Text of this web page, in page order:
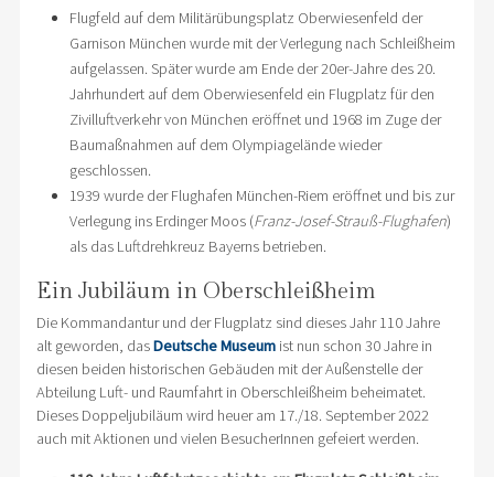
Flugfeld auf dem Militärübungsplatz Oberwiesenfeld der
Garnison München wurde mit der Verlegung nach Schleißheim
aufgelassen. Später wurde am Ende der 20er-Jahre des 20.
Jahrhundert auf dem Oberwiesenfeld ein Flugplatz für den
Zivilluftverkehr von München eröffnet und 1968 im Zuge der
Baumaßnahmen auf dem Olympiagelände wieder
geschlossen.
1939 wurde der Flughafen München-Riem eröffnet und bis zur
Verlegung ins Erdinger Moos (Franz-Josef-Strauß-Flughafen)
als das Luftdrehkreuz Bayerns betrieben.
Ein Jubiläum in Oberschleißheim
Die Kommandantur und der Flugplatz sind dieses Jahr 110 Jahre
alt geworden, dasDeutsche Museumist nun schon 30 Jahre in
diesen beiden historischen Gebäuden mit der Außenstelle der
Abteilung Luft- und Raumfahrt in Oberschleißheim beheimatet.
Dieses Doppeljubiläum wird heuer am 17./18. September 2022
auch mit Aktionen und vielen BesucherInnen gefeiert werden.